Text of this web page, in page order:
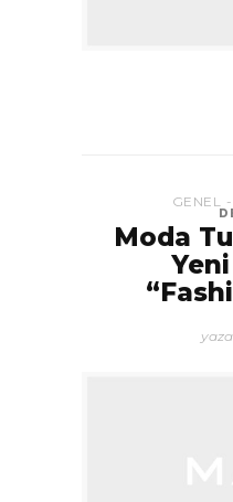
GENEL
Moda